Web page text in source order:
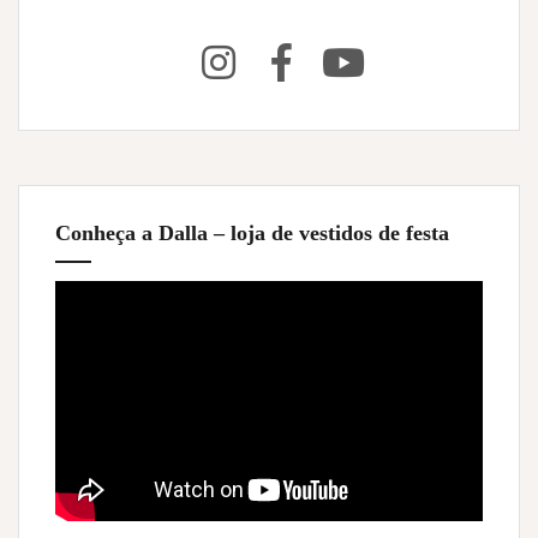
Conheça a Dalla – loja de vestidos de festa